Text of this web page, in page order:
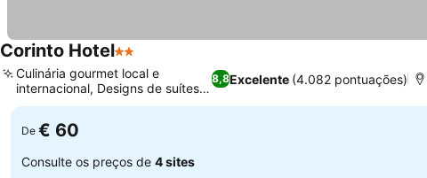
Corinto Hotel2 Estrelas
8,8Excelente (4.082 pontuações)
Culinária gourmet local e
internacional, Designs de suítes
distintos
De € 60
Consulte os preços de 4 sites